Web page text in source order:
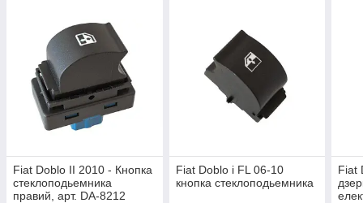
Fiat Doblo II 2010 - Кнопка
стеклоподьемника
правий, арт. DA-8212
Fiat Doblo і FL 06-10
кнопка стеклоподьемника
Fiat